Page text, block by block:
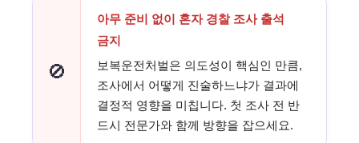
🚫
아무 준비 없이 혼자 경찰 조사 출석
금지
보복운전처벌은 의도성이 핵심인 만큼,
조사에서 어떻게 진술하느냐가 결과에
결정적 영향을 미칩니다. 첫 조사 전 반
드시 전문가와 함께 방향을 잡으세요.